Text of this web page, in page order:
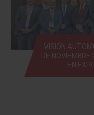
VISIÓN
DE
EN